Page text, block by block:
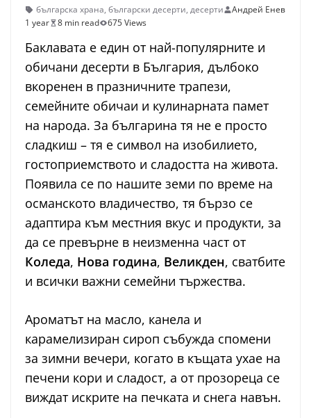
българска храна, български десерти, десерти
Андрей Енев
1 year
8 min read 675 Views
Баклавата е един от най-популярните и
обичани десерти в България, дълбоко
вкоренен в празничните трапези,
семейните обичаи и кулинарната памет
на народа. За българина тя не е просто
сладкиш – тя е символ на изобилието,
гостоприемството и сладостта на живота.
Появила се по нашите земи по време на
османското владичество, тя бързо се
адаптира към местния вкус и продукти, за
да се превърне в неизменна част от
Коледа, Нова година, Великден, сватбите
и всички важни семейни тържества.
Ароматът на масло, канела и
карамелизиран сироп събужда спомени
за зимни вечери, когато в къщата ухае на
печени кори и сладост, а от прозореца се
виждат искрите на печката и снега навън.